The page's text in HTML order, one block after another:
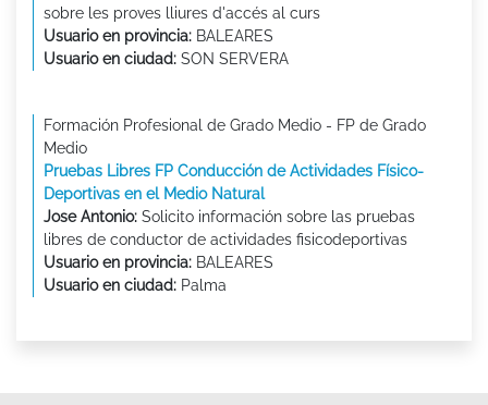
sobre les proves lliures d'accés al curs
Usuario en provincia: BALEARES
Usuario en ciudad: SON SERVERA
Formación Profesional de Grado Medio - FP de Grado
Medio
Pruebas Libres FP Conducción de Actividades Físico-
Deportivas en el Medio Natural
Jose Antonio: Solicito información sobre las pruebas
libres de conductor de actividades fisicodeportivas
Usuario en provincia: BALEARES
Usuario en ciudad: Palma